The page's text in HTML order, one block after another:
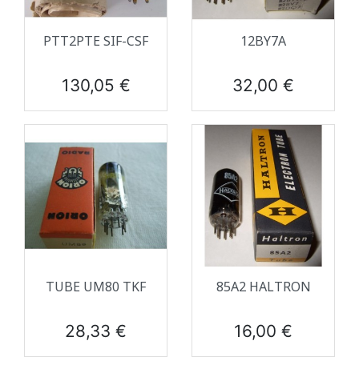
PTT2PTE SIF-CSF
Prix
130,05 €
12BY7A
Prix
32,00 €
TUBE UM80 TKF
Prix
28,33 €
85A2 HALTRON
Prix
16,00 €